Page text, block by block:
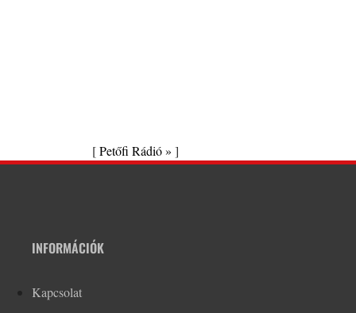
[Petőfi Rádió » ]
INFORMÁCIÓK
Kapcsolat